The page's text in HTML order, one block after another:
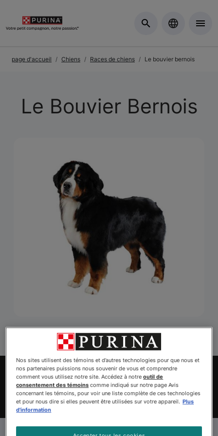
page d'accueil Chiens Races de chiens Le bouvier bernois
Le Bouvier Bernois
Explorez les animaux à adopter
Trouvez votre animal de
compagnie
Nos sites utilisent des témoins et d’autres technologies pour que nous et
nos partenaires puissions nous souvenir de vous et comprendre
comment vous utilisez notre site. Accédez à notreoutil de
consentement des témoins comme indiqué sur notre page Avis
concernant les témoins, pour voir une liste complète de ces technologies
et pour nous dire si elles peuvent être utilisées sur votre appareil. Plus
d'information